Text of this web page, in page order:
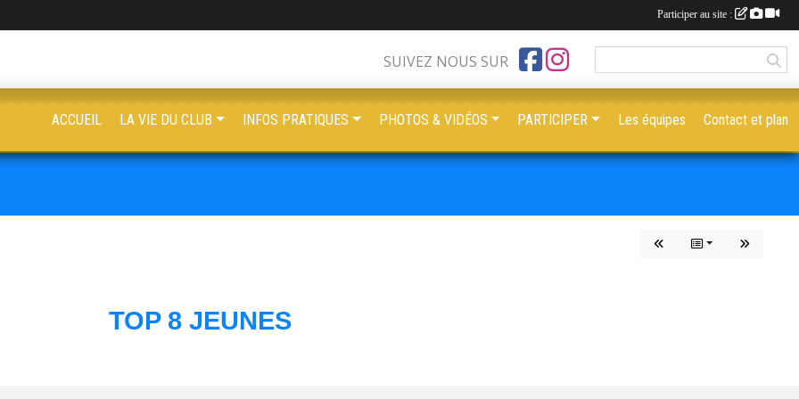
TOP 8 JEUNES
SUIVEZ NOUS SUR
ACCUEIL LA VIE DU CLUB INFOS PRATIQUES PHOTOS & VIDÉOS PARTICIPER Les équipes Contact et plan
Participer au site :